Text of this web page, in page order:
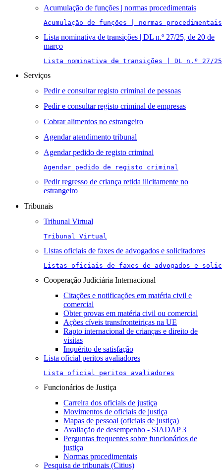
Acumulação de funções | normas procedimentais
Acumulação de funções | normas procedimentais
Lista nominativa de transições | DL n.º 27/25, de 20 de
março
Lista nominativa de transições | DL n.º 27/
Serviços
Pedir e consultar registo criminal de pessoas
Pedir e consultar registo criminal de empresas
Cobrar alimentos no estrangeiro
Agendar atendimento tribunal
Agendar pedido de registo criminal
Agendar pedido de registo criminal
Pedir regresso de criança retida ilicitamente no
estrangeiro
Tribunais
Tribunal Virtual
Tribunal Virtual
Listas oficiais de faxes de advogados e solicitadores
Listas oficiais de faxes de advogados e
Cooperação Judiciária Internacional
Citações e notificações em matéria civil e
comercial
Obter provas em matéria civil ou comercial
Ações cíveis transfronteiriças na UE
Rapto internacional de crianças e direito de
visitas
Inquérito de satisfação
Lista oficial peritos avaliadores
Lista oficial peritos avaliadores
Funcionários de Justiça
Carreira dos oficiais de justiça
Movimentos de oficiais de justiça
Mapas de pessoal (oficiais de justiça)
Avaliação de desempenho - SIADAP 3
Perguntas frequentes sobre funcionários de
justiça
Normas procedimentais
Pesquisa de tribunais (Citius)